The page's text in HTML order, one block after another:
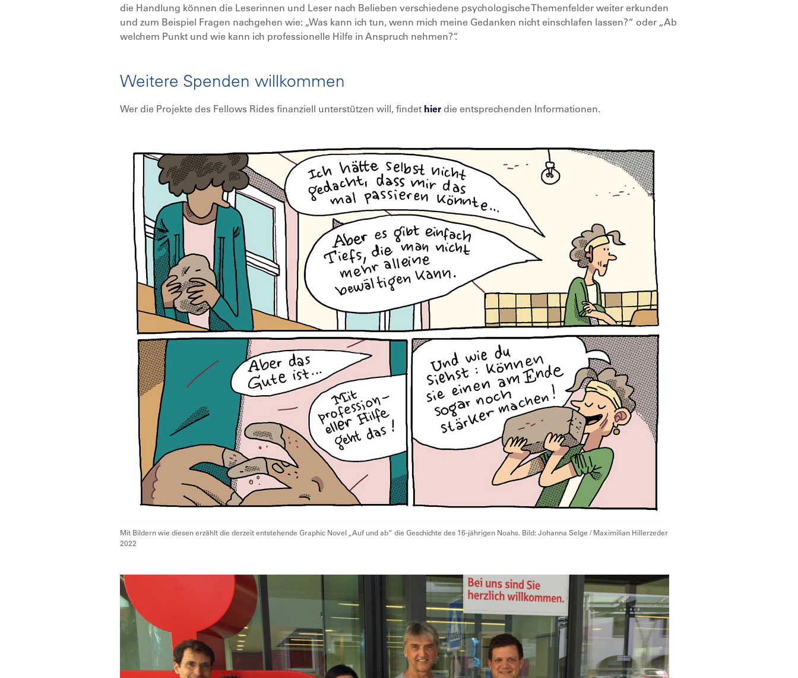
die Handlung können die Leserinnen und Leser nach Belieben verschiedene psychologische Themenfelder weiter erkunden
und zum Beispiel Fragen nachgehen wie: „Was kann ich tun, wenn mich meine Gedanken nicht einschlafen lassen?“ oder „Ab
welchem Punkt und wie kann ich professionelle Hilfe in Anspruch nehmen?“.
Weitere Spenden willkommen
Wer die Projekte des Fellows Rides finanziell unterstützen will, findet hier die entsprechenden Informationen.
Mit Bildern wie diesen erzählt die derzeit entstehende Graphic Novel „Auf und ab“ die Geschichte des 16-jährigen Noahs. Bild: Johanna Selge / Maximilian Hillerzeder
2022